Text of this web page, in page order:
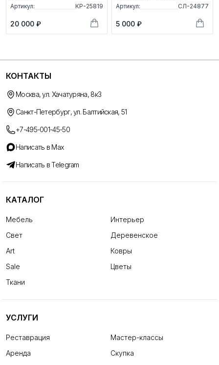
Артикул: КР-25819
20 000 ₽
Артикул: СЛ-24877
5 000 ₽
КОНТАКТЫ
Москва, ул. Хачатуряна, 8к3
Санкт-Петербург, ул. Балтийская, 51
+7-495-001-45-50
Написать в Max
Написать в Telegram
КАТАЛОГ
Мебель
Интерьер
Свет
Деревенское
Art
Ковры
Sale
Цветы
Ткани
УСЛУГИ
Реставрация
Мастер-классы
Аренда
Скупка